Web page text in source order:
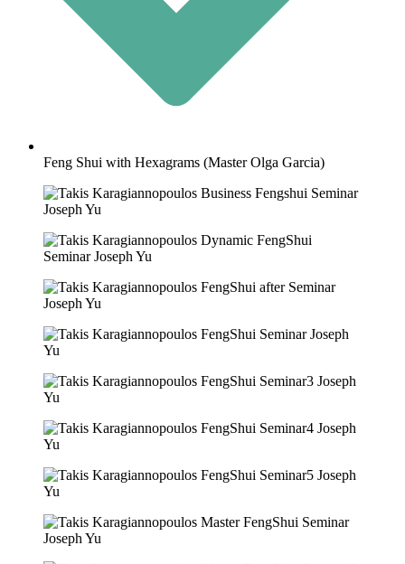
Feng Shui with Hexagrams (Master Olga Garcia)